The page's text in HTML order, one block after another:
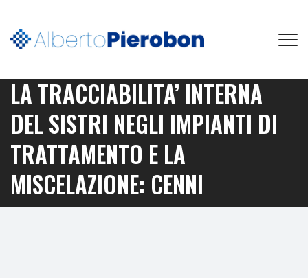
LA TRACCIABILITA’ INTERNA
DEL SISTRI NEGLI IMPIANTI DI
TRATTAMENTO E LA
MISCELAZIONE: CENNI